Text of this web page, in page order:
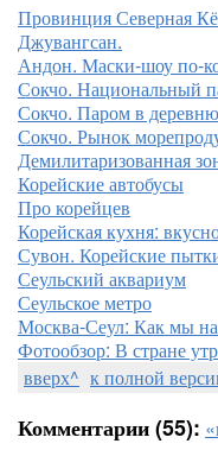
Провинция Северная
Джувангсан.
Андон. Маски-шоу по-
Сокчо. Национальный
Сокчо. Паром в
Сокчо. Рынок
Демилитаризованная
Корейские автобусы
Про корейцев
Корейская кухня:
Сувон. Корейские
Сеульский аквариум
Сеульское метро
Москва-Сеул: Как мы
Фотообзор: В стране
вверх^ к полной
Комментарии (55):